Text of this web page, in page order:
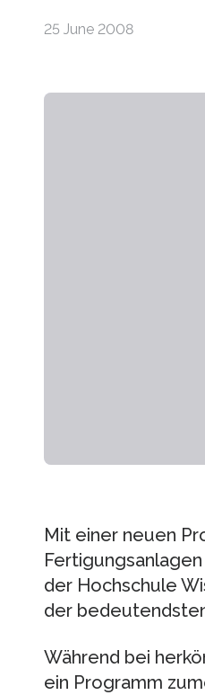
25 June 2008
Mit einer neuen
der Hochschule
der
Während bei
ein Programm